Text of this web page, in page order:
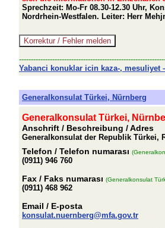
Sprechzeit: Mo-Fr 08.30-12.30 Uhr,
Nordrhein-Westfalen. Leiter: Herr
Yabanci konuklar icin kaza-, mesuliyet
Generalkonsulat Türkei, Nürnberg
Generalkonsulat Türkei,
Anschrift / Beschreibung / Adres
Generalkonsulat der Republik Türkei,
Telefon / Telefon numarası
(0911) 946 760
Fax / Faks numarası (Generalkonsulat
(0911) 468 962
Email / E-posta
konsulat.nuernberg@mfa.gov.tr